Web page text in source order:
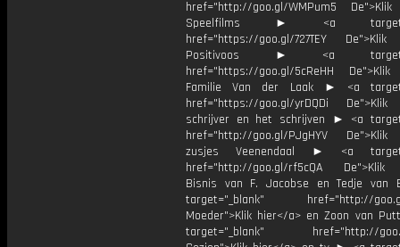
href="http://goo.gl/WMPum5
Speelfilms ► <a
href="https://goo.gl/727TEY
Positivoos ► <a
href="https://goo.gl/5cReHH
Familie Van der Laak ► <a
href="https://goo.gl/yrDQDi
schrijver en het schrijven ► <a
href="http://goo.gl/PJgHYV
zusjes Veenendaal ► <a
href="http://goo.gl/rf5cQA De">Klik
Bisnis van F. Jacobse en Tedje
target="_blank" href="http://goo.gl/
Moeder">Klik hier</a> en Zoon van
target="_blank" href="http://